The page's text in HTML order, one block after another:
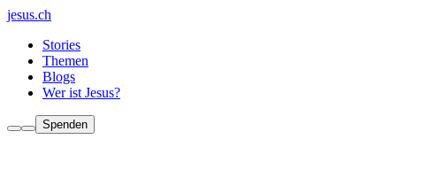
jesus.ch
Stories
Themen
Blogs
Wer ist Jesus?
Spenden